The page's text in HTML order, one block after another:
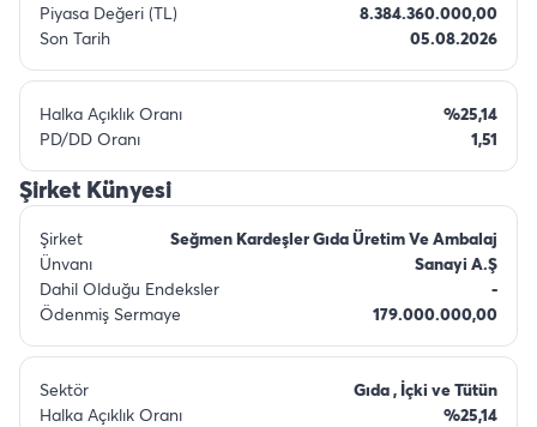
Piyasa Değeri (TL)
8.384.360.000,00
Son Tarih
05.08.2026
Halka Açıklık Oranı
%25,14
PD/DD Oranı
1,51
Şirket Künyesi
Şirket
Ünvanı
Seğmen Kardeşler Gıda Üretim Ve Ambalaj
Sanayi A.Ş
Dahil Olduğu Endeksler
-
Ödenmiş Sermaye
179.000.000,00
Sektör
Gıda , İçki ve Tütün
Halka Açıklık Oranı
%25,14